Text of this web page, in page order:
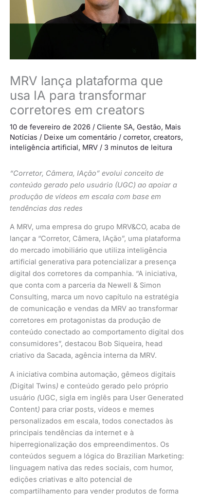
MRV lança plataforma que
usa IA para transformar
corretores em creators
10 de fevereiro de 2026 / Cliente SA, Gestão, Mais
Notícias / Deixe um comentário / corretor, creators,
inteligência artificial, MRV / 3 minutos de leitura
“Corretor, Câmera, IAção” evolui conceito de
conteúdo gerado pelo usuário (UGC) ao apoiar a
produção de vídeos em escala com base em
tendências das redes
A MRV, uma empresa do grupo MRV&CO, acaba de
lançar a “Corretor, Câmera, IAção”, uma plataforma
do mercado imobiliário que utiliza inteligência
artificial generativa para potencializar a presença
digital dos corretores da companhia. “A iniciativa,
que conta com a parceria da Newell & Simon
Consulting, marca um novo capítulo na estratégia
de comunicação e vendas da MRV ao transformar
corretores em protagonistas da produção de
conteúdo conectado ao comportamento digital dos
consumidores”, destacou Bob Siqueira, head
criativo da Sacada, agência interna da MRV.
A iniciativa combina automação, gêmeos digitais
(Digital Twins) e conteúdo gerado pelo próprio
usuário (UGC, sigla em inglês para User Generated
Content) para criar posts, vídeos e memes
personalizados em escala, todos conectados às
principais tendências da internet e à
hiperregionalização dos empreendimentos. Os
conteúdos seguem a lógica do Brazilian Marketing:
linguagem nativa das redes sociais, com humor,
edições criativas e alto potencial de
compartilhamento para vender produtos de forma